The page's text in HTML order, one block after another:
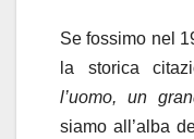
Se fossimo nel
la storica
l’uomo, un
siamo all’alba